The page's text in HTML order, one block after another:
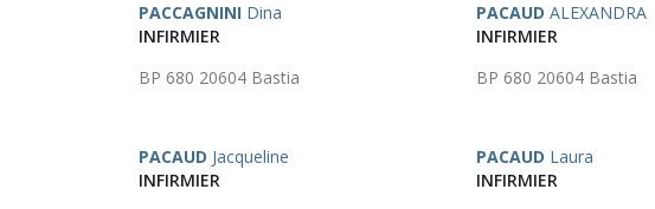
PACCAGNINI Dina
INFIRMIER
BP 680 20604 Bastia
PACAUD ALEXANDRA
INFIRMIER
BP 680 20604 Bastia
PACAUD Jacqueline
INFIRMIER
PACAUD Laura
INFIRMIER